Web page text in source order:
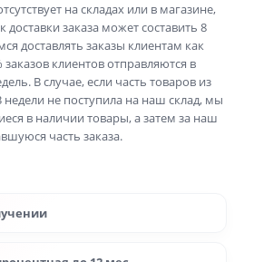
на складах или в магазине,
заказа может составить 8
доставлять заказы клиентам как
клиентов отправляются в
В случае, если часть товаров из
недели не поступила на наш склад, мы
в наличии товары, а затем за наш
часть заказа.